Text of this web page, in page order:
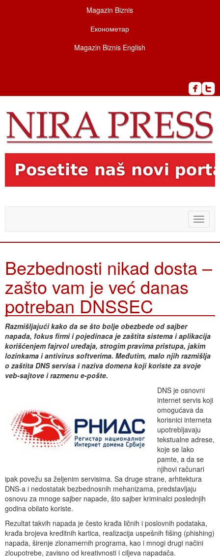
Magazin Biznis
Економетар
Magazin Biznis English
Toggle
Bezbednosti nikad dosta –
zašto vam je već danas
potreban DNSSEC
Razmišljajući kako da se što bolje obezbede od sajber
napada, fokus firmi i pojedinaca je zaštita sistema i aplikacija
korišćenjem fajrvol uređaja, strogim pravima pristupa, jakim
lozinkama i antivirus softverima. Međutim, malo njih razmišlja
o zaštita DNS servisa i naziva domena koji koriste za svoje
veb-sajtove i razmenu e-pošte.
DNS je osnovni
internet servis koji
omogućava da
korisnici interneta
upotrebljavaju
tekstualne adrese,
koje se lako
pamte, a da se
njihovi računari
ipak povežu sa željenim servisima. Sa druge strane, arhitektura
DNS-a i nedostatak bezbednosnih mehanizama, predstavljaju
osnovu za mnoge sajber napade, što sajber kriminalci poslednjih
godina obilato koriste.
Rezultat takvih napada je često krađa ličnih i poslovnih podataka,
krađa brojeva kreditnih kartica, realizacija uspešnih fišing (phishing)
napada, širenje zlonamernih programa, kao i mnogi drugi načini
zloupotrebe, zavisno od kreativnosti i ciljeva napadača.